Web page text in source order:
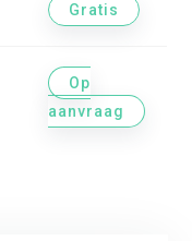
Gratis
Op
aanvraag